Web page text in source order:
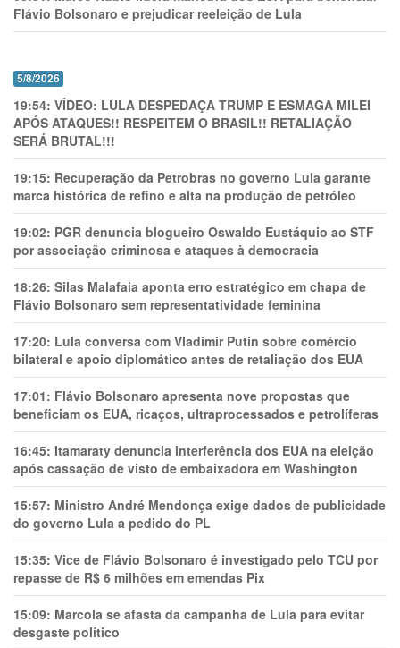
Flávio Bolsonaro e prejudicar reeleição de Lula
5/8/2026
19:54: VÍDEO: LULA DESPEDAÇA TRUMP E ESMAGA MILEI
APÓS ATAQUES!! RESPEITEM O BRASIL!! RETALIAÇÃO
SERÁ BRUTAL!!!
19:15: Recuperação da Petrobras no governo Lula garante
marca histórica de refino e alta na produção de petróleo
19:02: PGR denuncia blogueiro Oswaldo Eustáquio ao STF
por associação criminosa e ataques à democracia
18:26: Silas Malafaia aponta erro estratégico em chapa de
Flávio Bolsonaro sem representatividade feminina
17:20: Lula conversa com Vladimir Putin sobre comércio
bilateral e apoio diplomático antes de retaliação dos EUA
17:01: Flávio Bolsonaro apresenta nove propostas que
beneficiam os EUA, ricaços, ultraprocessados e petrolíferas
16:45: Itamaraty denuncia interferência dos EUA na eleição
após cassação de visto de embaixadora em Washington
15:57: Ministro André Mendonça exige dados de publicidade
do governo Lula a pedido do PL
15:35: Vice de Flávio Bolsonaro é investigado pelo TCU por
repasse de R$ 6 milhões em emendas Pix
15:09: Marcola se afasta da campanha de Lula para evitar
desgaste político